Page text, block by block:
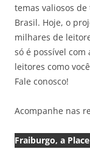
temas valiosos
Brasil. Hoje, o
milhares de
só é possível
leitores como
Fale conosco!
Acompanhe nas
Fraiburgo, a